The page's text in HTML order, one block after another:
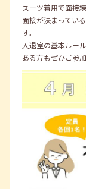
スーツ着用で面接
面接が決まってい
す。
入退室の基本ルー
ある方もぜひご参